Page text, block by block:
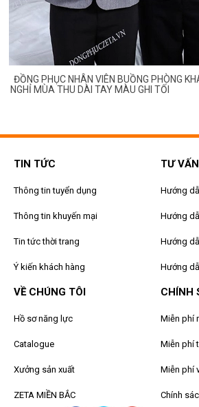
ĐỒNG PHỤC NHÂN VIÊN BUỒNG PHÒNG
NGHỈ MÙA THU DÀI TAY MÀU GHI TỐI
TIN TỨC
Thông tin tuyển dụng
Thông tin khuyến mại
Tin tức thời trang
Ý kiến khách hàng
TƯ VẤN
Hướng
Hướng
Hướng
Hướng
VỀ CHÚNG TÔI
Hồ sơ năng lực
Catalogue
Xưởng sản xuất
ZETA MIỀN BẮC
CHÍNH
Miễn phí
Miễn phí
Miễn phí
Chính